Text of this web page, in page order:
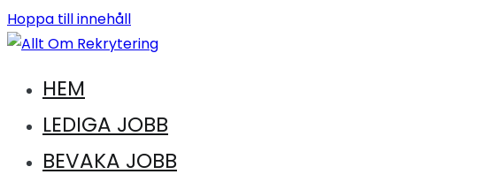
Hoppa till innehåll
Allt Om Rekrytering
Vägen till en ny karriär. Vägen till drömkandidaten
HEM
LEDIGA JOBB
BEVAKA JOBB